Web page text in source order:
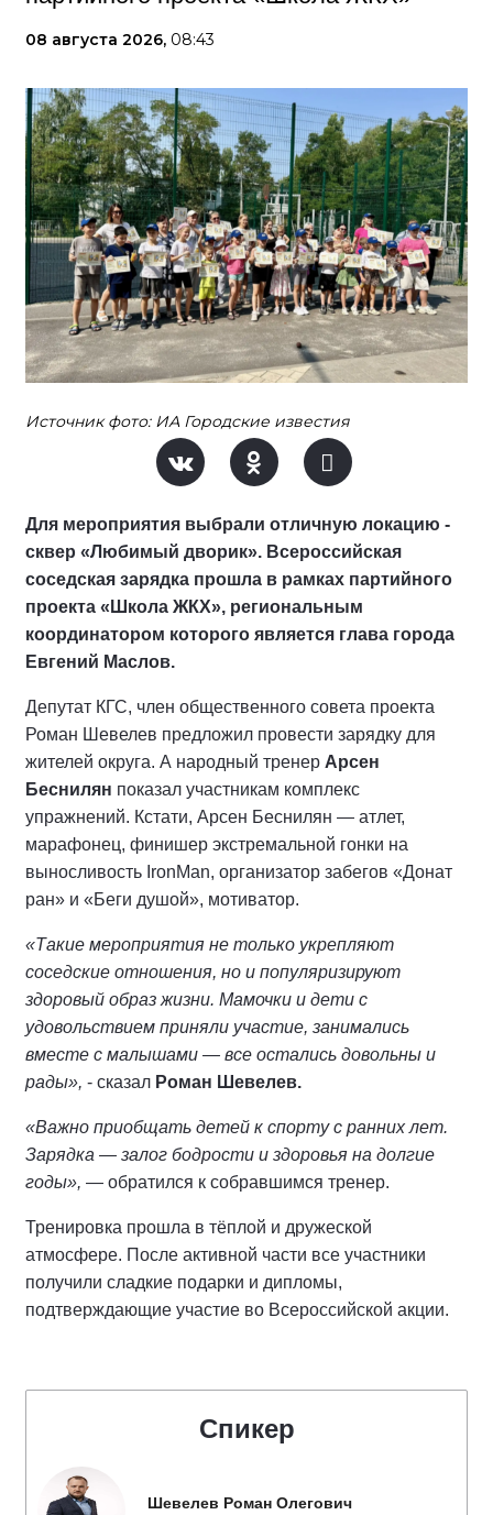
08 августа 2026, 08:43
Источник фото: ИА Городские известия
Для мероприятия выбрали отличную локацию -
сквер «Любимый дворик». Всероссийская
соседская зарядка прошла в рамках партийного
проекта «Школа ЖКХ», региональным
координатором которого является глава города
Евгений Маслов.
Депутат КГС, член общественного совета проекта
Роман Шевелев предложил провести зарядку для
жителей округа. А народный тренер Арсен
Беснилян показал участникам комплекс
упражнений. Кстати, Арсен Беснилян — атлет,
марафонец, финишер экстремальной гонки на
выносливость IronMan, организатор забегов «Донат
ран» и «Беги душой», мотиватор.
«Такие мероприятия не только укрепляют
соседские отношения, но и популяризируют
здоровый образ жизни. Мамочки и дети с
удовольствием приняли участие, занимались
вместе с малышами — все остались довольны и
рады», - сказал Роман Шевелев.
«Важно приобщать детей к спорту с ранних лет.
Зарядка — залог бодрости и здоровья на долгие
годы», — обратился к собравшимся тренер.
Тренировка прошла в тёплой и дружеской
атмосфере. После активной части все участники
получили сладкие подарки и дипломы,
подтверждающие участие во Всероссийской акции.
Спикер
Шевелев Роман Олегович